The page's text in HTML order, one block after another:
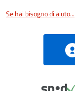
Se hai bisogno di aiuto...